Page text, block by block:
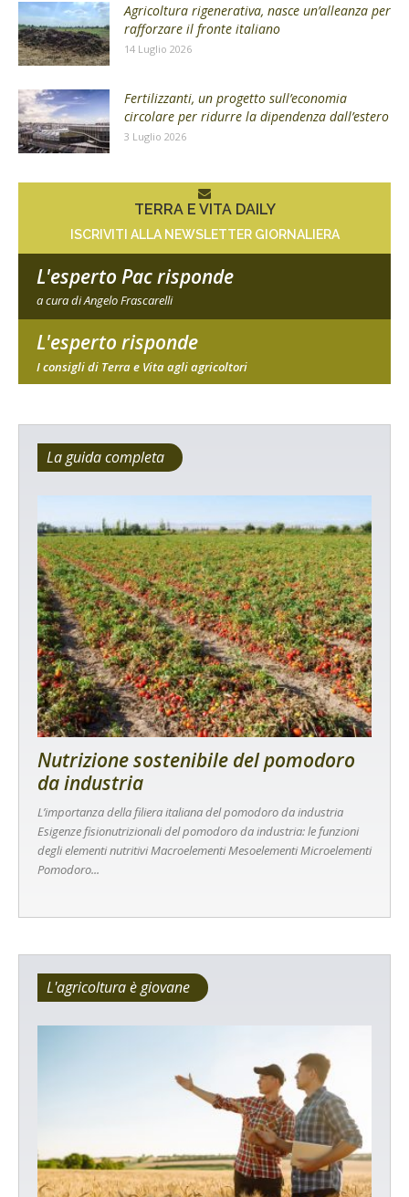
Agricoltura rigenerativa, nasce un’alleanza per
rafforzare il fronte italiano
14 Luglio 2026
Fertilizzanti, un progetto sull’economia
circolare per ridurre la dipendenza dall’estero
3 Luglio 2026
TERRA E VITA DAILY
ISCRIVITI ALLA NEWSLETTER GIORNALIERA
L'esperto Pac risponde
a cura di Angelo Frascarelli
L'esperto risponde
I consigli di Terra e Vita agli agricoltori
La guida completa
Nutrizione sostenibile del pomodoro
da industria
L’importanza della filiera italiana del pomodoro da industria
Esigenze fisionutrizionali del pomodoro da industria: le funzioni
degli elementi nutritivi Macroelementi Mesoelementi Microelementi
Pomodoro...
L'agricoltura è giovane